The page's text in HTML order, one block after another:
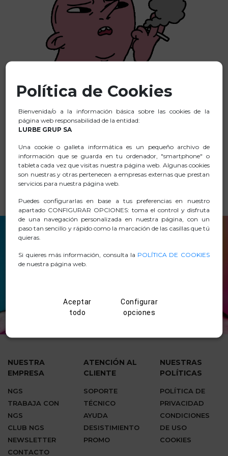
No hemos encontrado ninguna coincidencia
para tu búsqueda.
NUESTRA
EMPRESA
NGS
TRABAJA CON
NGS
CLUB NGS
NEWSLETTER
CONTACTO
ATENCIÓN AL
CLIENTE
SOPORTE
TÉCNICO
AYUDA
DESISTIMIENTO
PROMO
NUESTRAS
POLÍTICAS
POLÍTICA DE
PRIVACIDAD
CONDICIONES
DE USO
COOKIES
Política de Cookies
Bienvenida/o a la información básica sobre las cookies de la
página web responsabilidad de la entidad:
LURBE GRUP SA
Una cookie o galleta informática es un pequeño archivo de
información que se guarda en tu ordenador, "smartphone" o
tableta cada vez que visitas nuestra página web. Algunas cookies
son nuestras y otras pertenecen a empresas externas que prestan
servicios para nuestra página web.
Puedes configurarlas en base a tus preferencias en nuestro
apartado CONFIGURAR OPCIONES: toma el control y disfruta
de una navegación personalizada en nuestra página, con un
paso tan sencillo y rápido como la marcación de las casillas que tú
quieras.
Si quieres más información, consulta la POLÍTICA DE COOKIES
de nuestra página web.
Aceptar
todo
Configurar
opciones